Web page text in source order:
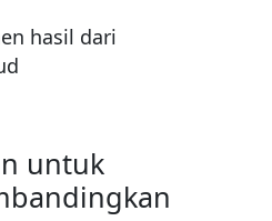
hasil dari
untuk